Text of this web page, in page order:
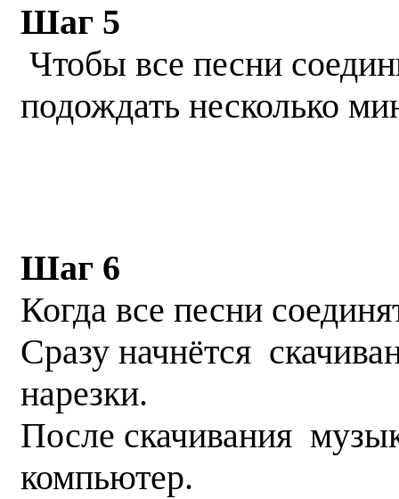
Шаг 5
Чтобы все песни
подождать несколько
Шаг 6
Когда все песни
Сразу начнётся
нарезки.
После скачивания
компьютер.